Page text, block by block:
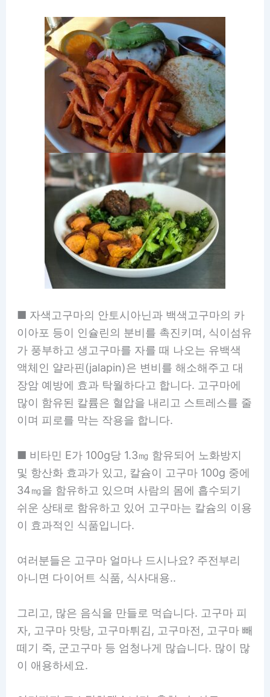
■ 자색고구마의 안토시아닌과 백색고구마의 카
이아포 등이 인슐린의 분비를 촉진키며, 식이섬유
가 풍부하고 생고구마를 자를 때 나오는 유백색
액체인 얄라핀(jalapin)은 변비를 해소해주고 대
장암 예방에 효과 탁월하다고 합니다. 고구마에
많이 함유된 칼륨은 혈압을 내리고 스트레스를 줄
이며 피로를 막는 작용을 합니다.
■ 비타민 E가 100g당 1.3㎎ 함유되어 노화방지
및 항산화 효과가 있고, 칼슘이 고구마 100g 중에
34㎎을 함유하고 있으며 사람의 몸에 흡수되기
쉬운 상태로 함유하고 있어 고구마는 칼슘의 이용
이 효과적인 식품입니다.
여러분들은 고구마 얼마나 드시나요? 주전부리
아니면 다이어트 식품, 식사대용..
그리고, 많은 음식을 만들로 먹습니다. 고구마 피
자, 고구마 맛탕, 고구마튀김, 고구마전, 고구마 빼
떼기 죽, 군고구마 등 엄청나게 많습니다. 많이 많
이 애용하세요.